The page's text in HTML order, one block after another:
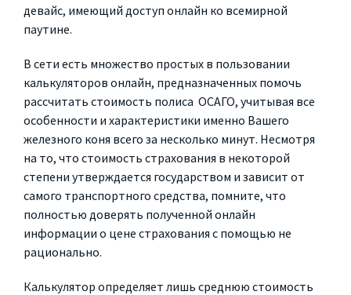
девайс, имеющий доступ онлайн ко всемирной
паутине.
В сети есть множество простых в пользовании
калькуляторов онлайн, предназначенных помочь
рассчитать стоимость полиса ОСАГО, учитывая все
особенности и характеристики именно Вашего
железного коня всего за несколько минут. Несмотря
на то, что стоимость страхования в некоторой
степени утверждается государством и зависит от
самого транспортного средства, помните, что
полностью доверять полученной онлайн
информации о цене страхования с помощью не
рационально.
Калькулятор определяет лишь среднюю стоимость